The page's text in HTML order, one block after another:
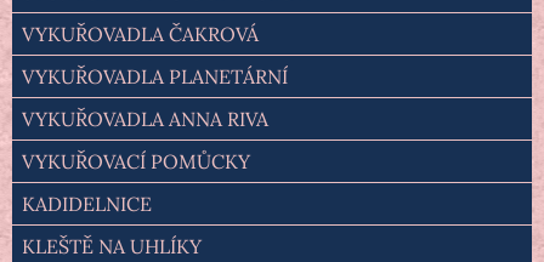
VYKUŘOVADLA ČAKROVÁ
VYKUŘOVADLA PLANETÁRNÍ
VYKUŘOVADLA ANNA RIVA
VYKUŘOVACÍ POMŮCKY
KADIDELNICE
KLEŠTĚ NA UHLÍKY